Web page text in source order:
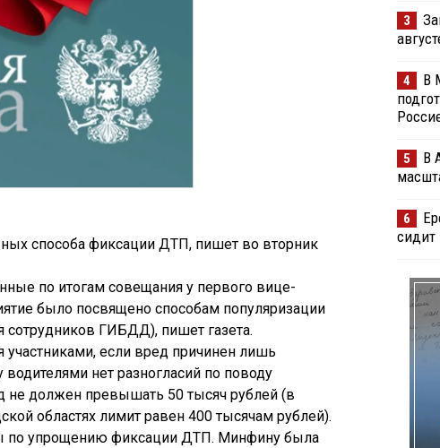
способа фиксации ДТП, пишет во вторник
по итогам совещания у первого вице-
было посвящено способам популяризации
сотрудников ГИБДД), пишет газета.
если вред причинен лишь
нет разногласий по поводу
не должен превышать 50 тысяч рублей (в
областях лимит равен 400 тысячам рублей).
по упрощению фиксации ДТП. Минфину была
3
4
В
5
В
6
сидит